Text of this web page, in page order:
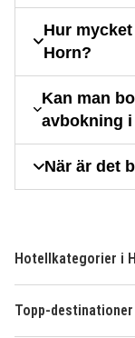
Hur
Horn?
Kan man
avbokning i
När är det
Hotellkategorier i
Topp-destinationer